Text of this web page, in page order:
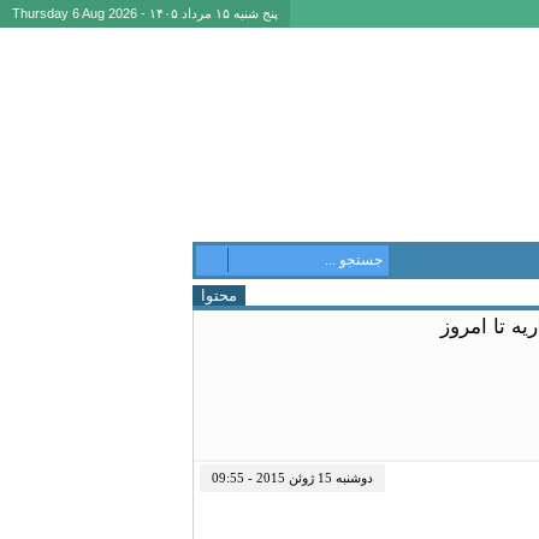
پنج شنبه ۱۵ مرداد ۱۴۰۵ - Thursday 6 Aug 2026
محتوا
تا امروز
دوشنبه 15 ژوئن 2015 - 09:55